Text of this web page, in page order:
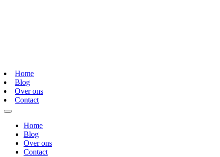
Home
Blog
Over ons
Contact
Home
Blog
Over ons
Contact